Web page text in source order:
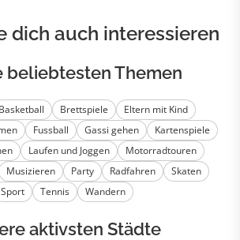
dich auch interessieren
beliebtesten Themen
Basketball Brettspiele
Eltern mit Kind
Fussball Gassi gehen
Kartenspiele
Laufen und Joggen
Motorradtouren
Musizieren Party Radfahren
Skaten
Sport
Tennis Wandern
aktivsten Städte